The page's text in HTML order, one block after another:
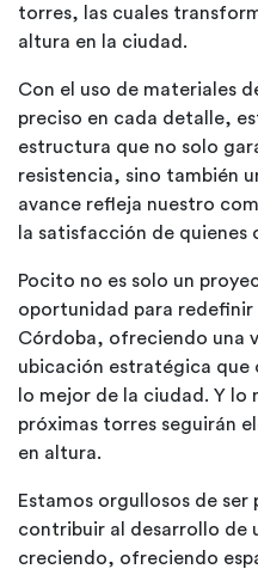
torres, las cuales
altura en la ciudad.
Con el uso de materiales
preciso en cada detalle,
estructura que no solo
resistencia, sino también
avance refleja nuestro
la satisfacción de quienes
Pocito no es solo un
oportunidad para redefinir
Córdoba, ofreciendo una
ubicación estratégica que
lo mejor de la ciudad. Y lo
próximas torres seguirán
en altura.
Estamos orgullosos de
contribuir al desarrollo de
creciendo, ofreciendo